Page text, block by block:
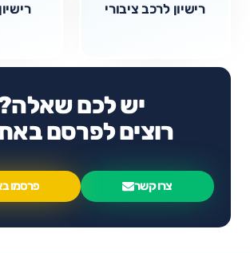
רישיון לרכב ציבורי
יש לכם
רוצים לפרסם
צרו קשר פרסמו